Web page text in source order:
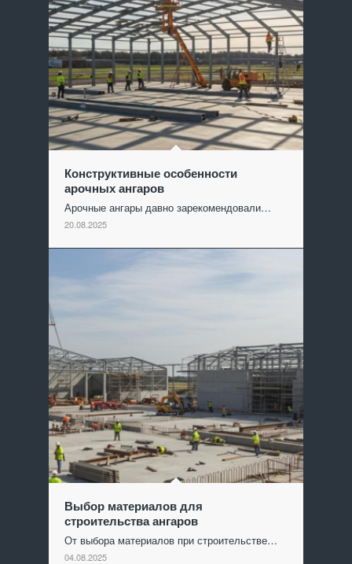
Конструктивные особенности
арочных ангаров
Арочные ангары давно зарекомендовали…
20.08.2025
Выбор материалов для
строительства ангаров
От выбора материалов при строительстве…
04.08.2025